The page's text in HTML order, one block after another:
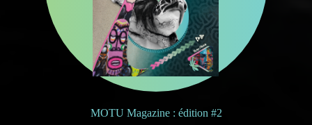
MOTU Magazine : édition #2